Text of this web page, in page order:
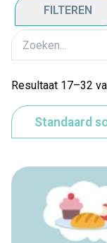
FILTEREN
Resultaat 17–32